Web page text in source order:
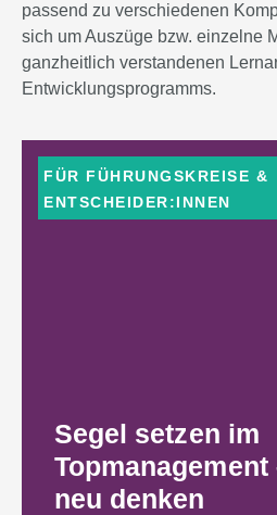
passend zu verschiedenen
sich um Auszüge bzw. einzelne
ganzheitlich verstandenen
Entwicklungsprogramms.
FÜR FÜHRUNGSKREISE &
ENTSCHEIDER:INNEN
Segel setzen im
neu denken